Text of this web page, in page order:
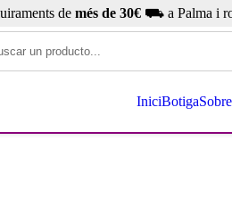
de més de 30€⛟ a Palma i
IniciBotiga